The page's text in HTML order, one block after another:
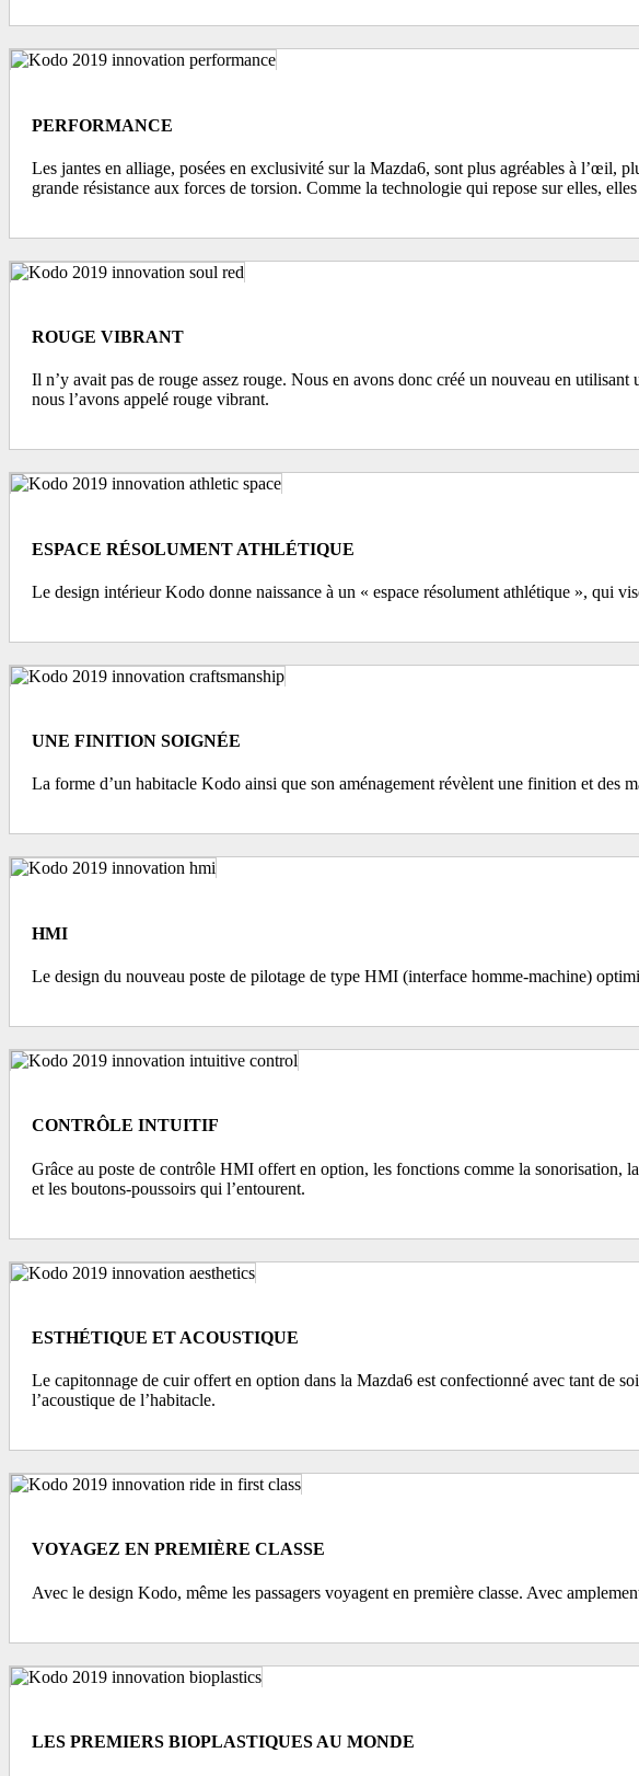
PERFORMANCE
Les jantes en alliage, posées en exclusivité sur la Mazda6, sont plus agréables à l’œil,
grande résistance aux forces de torsion. Comme la technologie qui repose sur elles,
ROUGE VIBRANT
Il n’y avait pas de rouge assez rouge. Nous en avons donc créé un nouveau en
nous l’avons appelé rouge vibrant.
ESPACE RÉSOLUMENT ATHLÉTIQUE
Le design intérieur Kodo donne naissance à un « espace résolument athlétique », qui
UNE FINITION SOIGNÉE
La forme d’un habitacle Kodo ainsi que son aménagement révèlent une finition et des
HMI
Le design du nouveau poste de pilotage de type HMI (interface homme-machine)
CONTRÔLE INTUITIF
Grâce au poste de contrôle HMI offert en option, les fonctions comme la sonorisation,
et les boutons-poussoirs qui l’entourent.
ESTHÉTIQUE ET ACOUSTIQUE
Le capitonnage de cuir offert en option dans la Mazda6 est confectionné avec tant de
l’acoustique de l’habitacle.
VOYAGEZ EN PREMIÈRE CLASSE
Avec le design Kodo, même les passagers voyagent en première classe. Avec
LES PREMIERS BIOPLASTIQUES AU MONDE